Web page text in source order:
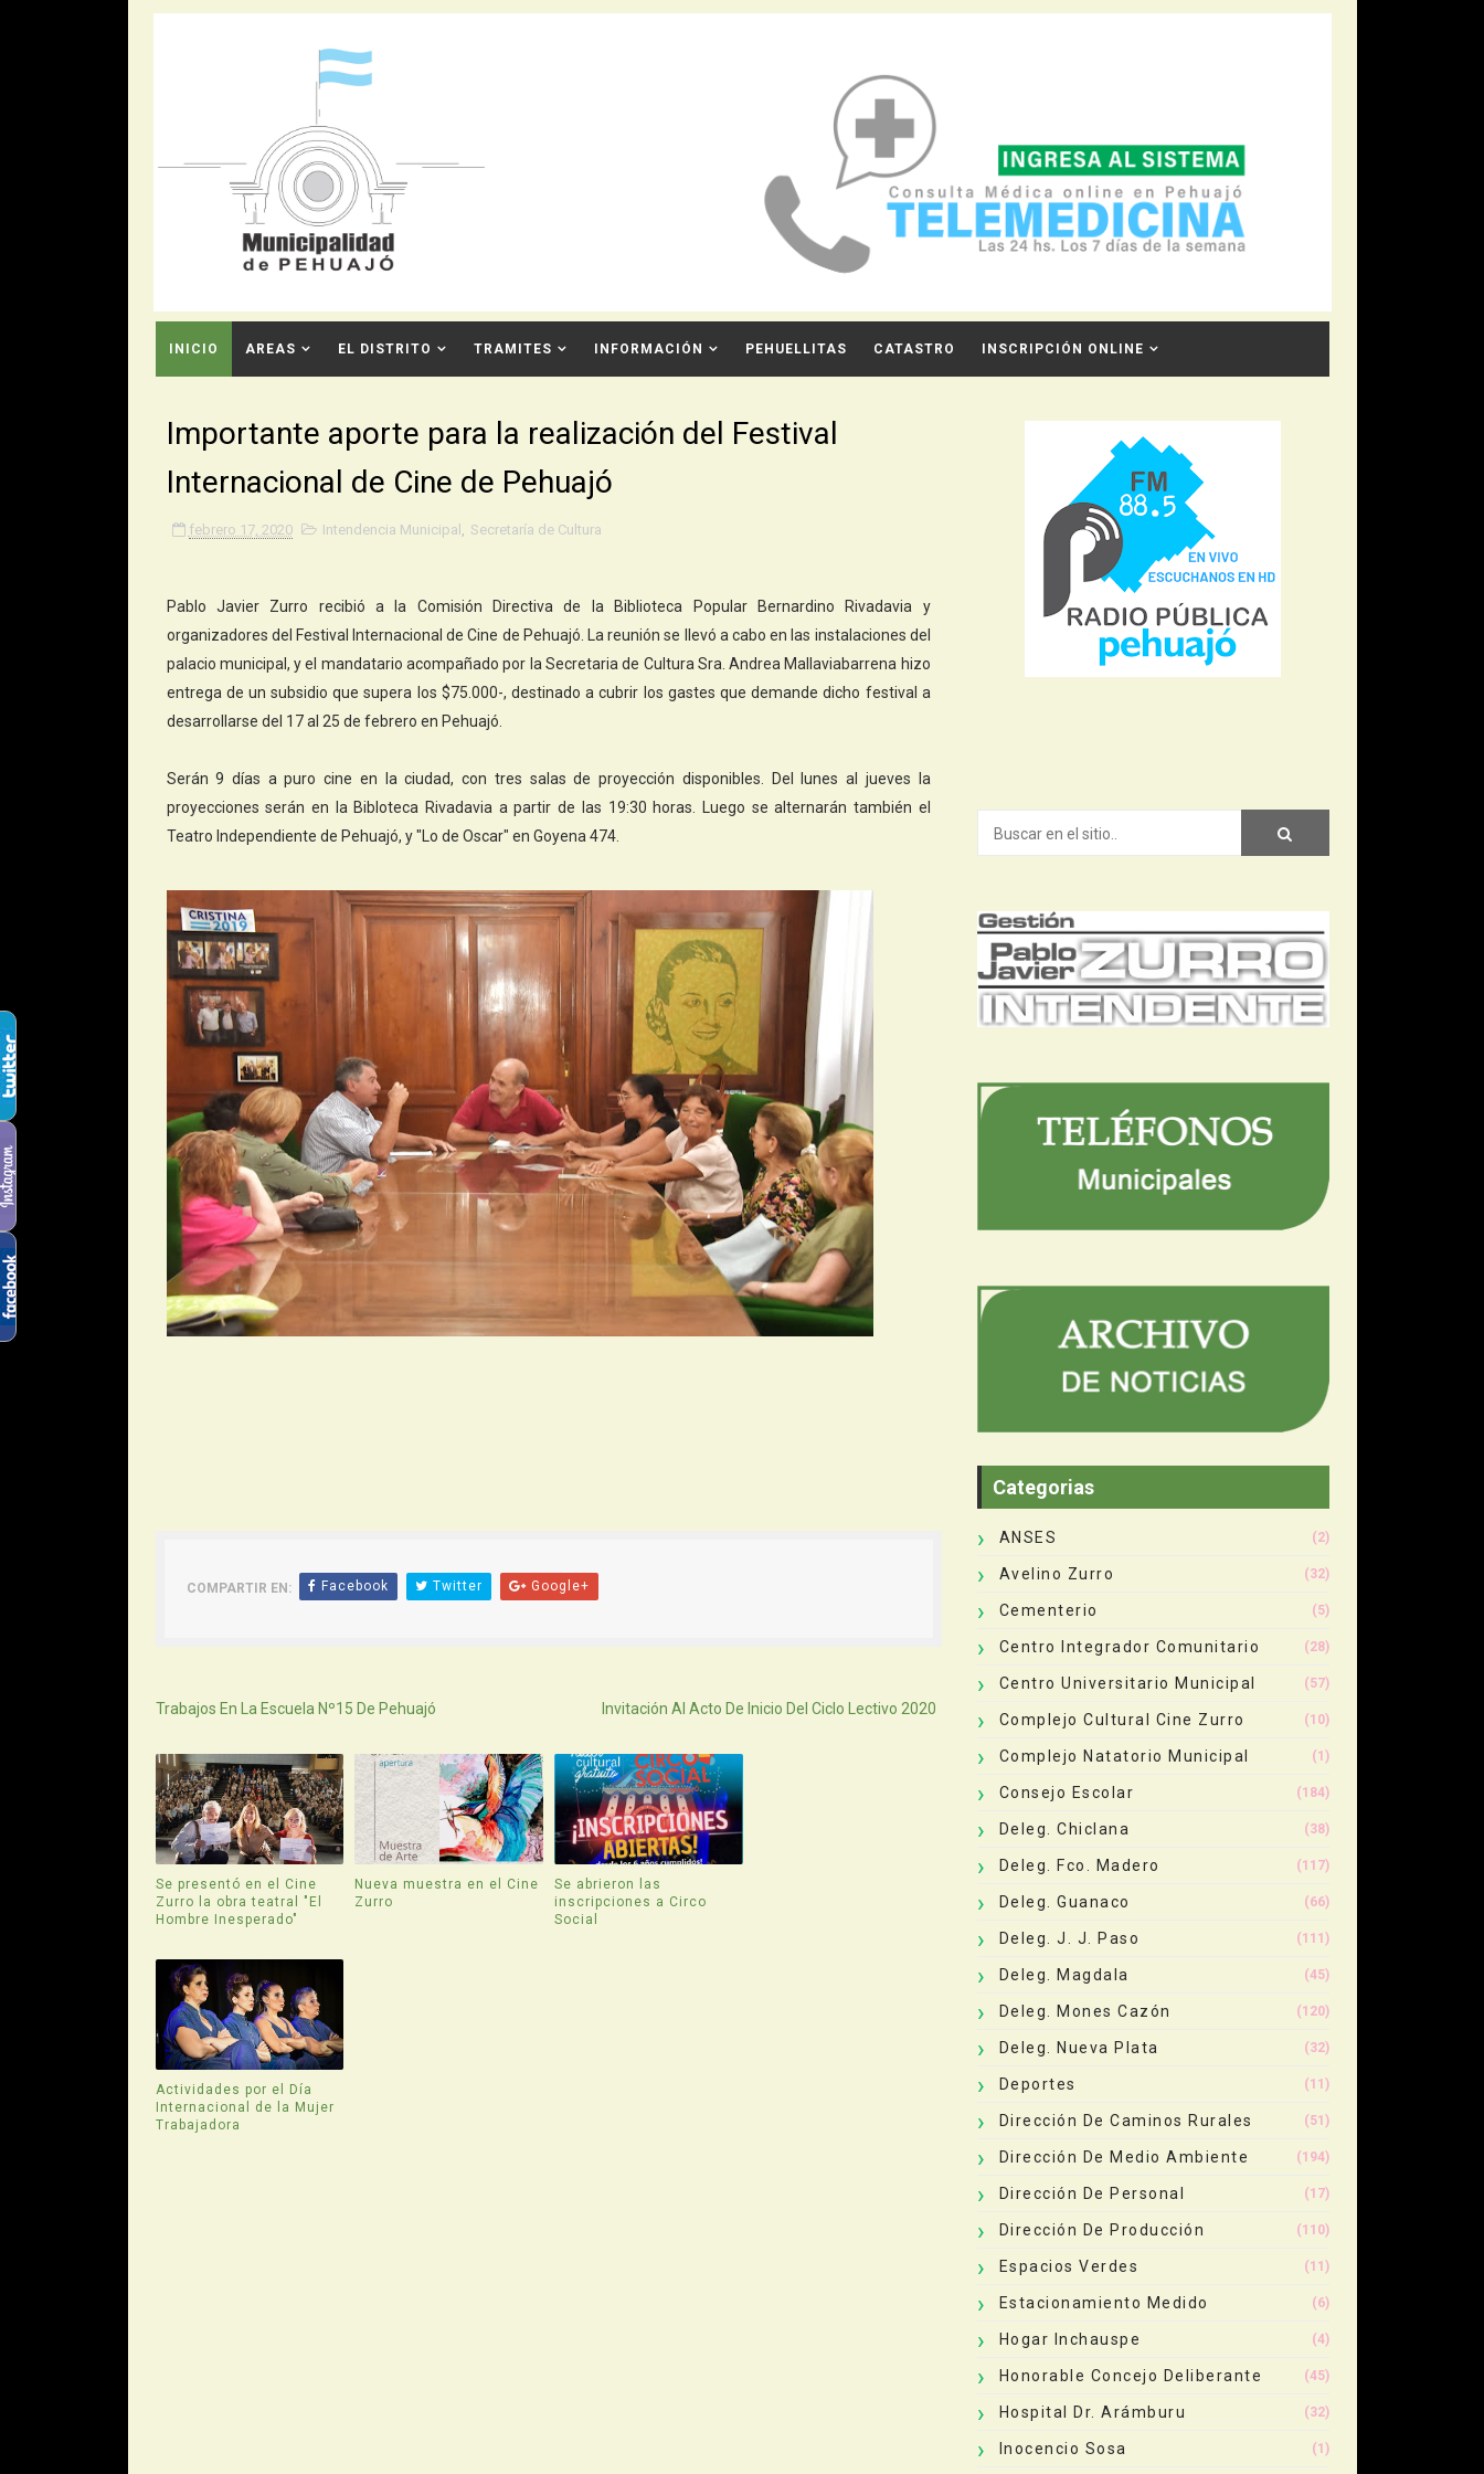
INICIO AREAS EL DISTRITO TRAMITES INFORMACIÓN PEHUELLITAS CATASTRO INSCRIPCIÓN ONLINE
Importante aporte para la realización del Festival
Internacional de Cine de Pehuajó
febrero 17, 2020 Intendencia Municipal , Secretaría de Cultura
Pablo Javier Zurro recibió a la Comisión Directiva de la Biblioteca Popular Bernardino Rivadavia y
organizadores del Festival Internacional de Cine de Pehuajó. La reunión se llevó a cabo en las instalaciones del
palacio municipal, y el mandatario acompañado por la Secretaria de Cultura Sra. Andrea Mallaviabarrena hizo
entrega de un subsidio que supera los $75.000-, destinado a cubrir los gastes que demande dicho festival a
desarrollarse del 17 al 25 de febrero en Pehuajó.
Serán 9 días a puro cine en la ciudad, con tres salas de proyección disponibles. Del lunes al jueves la
proyecciones serán en la Bibloteca Rivadavia a partir de las 19:30 horas. Luego se alternarán también el
Teatro Independiente de Pehuajó, y "Lo de Oscar" en Goyena 474.
COMPARTIR EN: Facebook Twitter Google+
Trabajos En La Escuela Nº15 De Pehuajó Invitación Al Acto De Inicio Del Ciclo Lectivo 2020
Se presentó en el Cine
Zurro la obra teatral "El
Hombre Inesperado"
Nueva muestra en el Cine
Zurro
Se abrieron las
inscripciones a Circo
Social
Actividades por el Día
Internacional de la Mujer
Trabajadora
Categorias
ANSES (2)
Avelino Zurro (32)
Cementerio (5)
Centro Integrador Comunitario (28)
Centro Universitario Municipal (57)
Complejo Cultural Cine Zurro (10)
Complejo Natatorio Municipal (1)
Consejo Escolar (184)
Deleg. Chiclana (38)
Deleg. Fco. Madero (117)
Deleg. Guanaco (66)
Deleg. J. J. Paso (111)
Deleg. Magdala (45)
Deleg. Mones Cazón (120)
Deleg. Nueva Plata (32)
Deportes (11)
Dirección De Caminos Rurales (51)
Dirección De Medio Ambiente (194)
Dirección De Personal (17)
Dirección De Producción (110)
Espacios Verdes (11)
Estacionamiento Medido (6)
Hogar Inchauspe (4)
Honorable Concejo Deliberante (45)
Hospital Dr. Arámburu (32)
Inocencio Sosa (1)